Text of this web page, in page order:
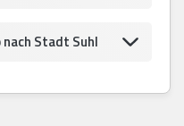
Stadt Suhl